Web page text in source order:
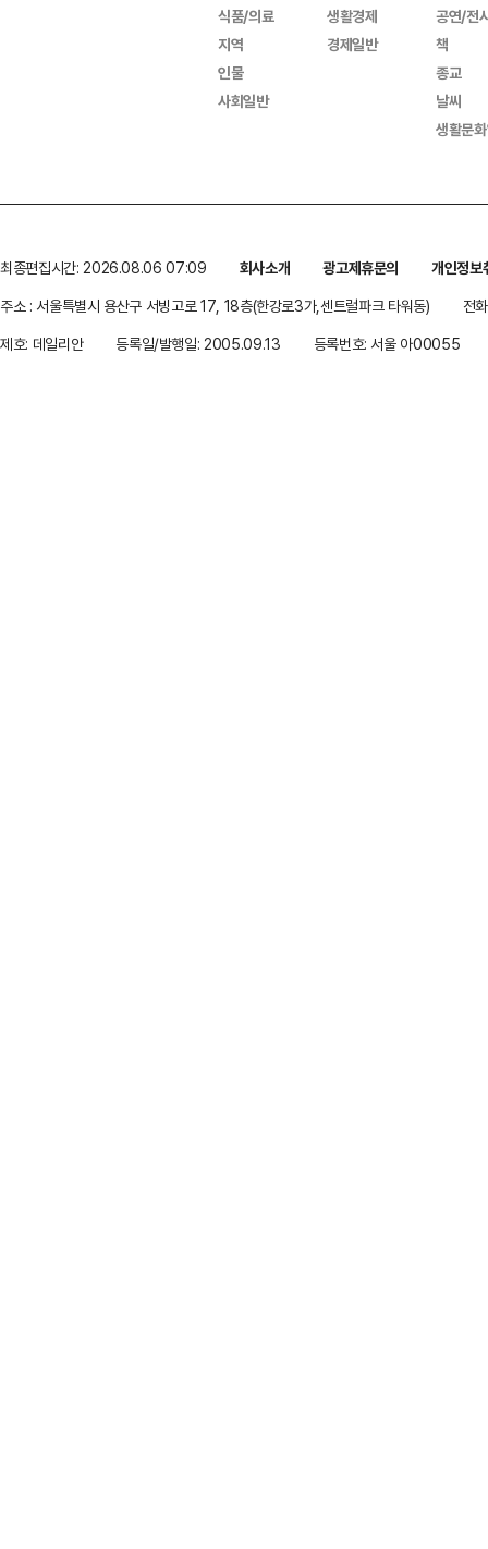
식품/의료
지역
인물
사회일반
생활경제
경제일반
공연/전
책
종교
날씨
생활문
최종편집시간: 2026.08.06 07:09 회사소개 광고제휴문의
개인정보
주소 : 서울특별시 용산구 서빙고로 17, 18층(한강로3가,센트럴파크 타워동)
전
제호: 데일리안
등록일/발행일: 2005.09.13 등록번호: 서울 아00055